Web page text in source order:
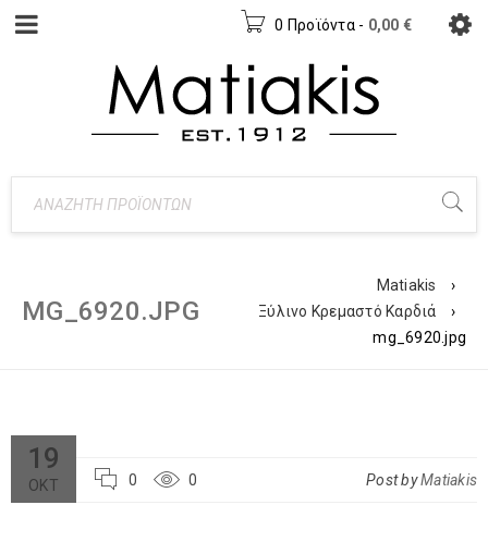
0 Προϊόντα - 0,00 €
MG_6920.JPG
Matiakis
›
Ξύλινο Κρεμαστό Καρδιά
›
mg_6920.jpg
19
ΟΚΤ 0 0 Post byMatiakis